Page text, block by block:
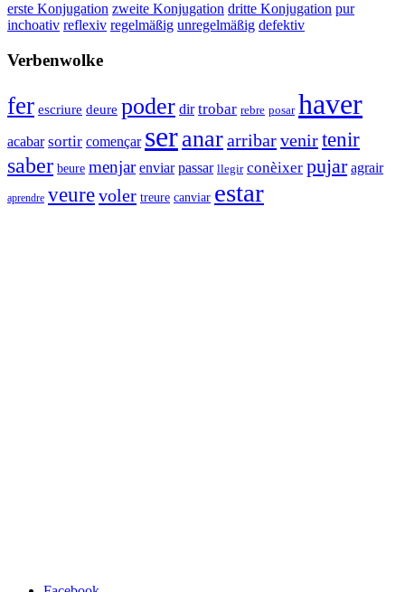
erste Konjugation zweite Konjugation dritte Konjugation pur
inchoativ reflexiv regelmäßig unregelmäßig defektiv
Verbenwolke
fer escriure deure poder dir trobar rebre posar haver
acabar sortir començar seranararribarvenirtenir
saber beure menjar enviar passar llegir conèixer pujar agrair
aprendre veurevoler treure canviar estar